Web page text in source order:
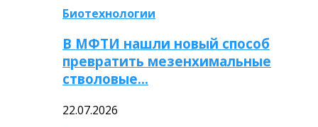
Биотехнологии
В МФТИ нашли новый способ
превратить мезенхимальные
стволовые…
22.07.2026